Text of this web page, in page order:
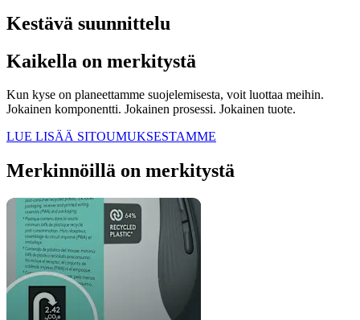
Kestävä suunnittelu
Kaikella on merkitystä
Kun kyse on planeettamme suojelemisesta, voit luottaa meihin.
Jokainen komponentti. Jokainen prosessi. Jokainen tuote.
LUE LISÄÄ SITOUMUKSESTAMME
Merkinnöillä on merkitystä